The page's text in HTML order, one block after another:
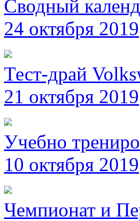
Сводный
24 октября 2019
Тест-драй
21 октября 2019
Учебно
10 октября 2019
Чемпионат и